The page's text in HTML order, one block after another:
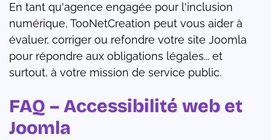
En tant qu'agence engagée pour l'inclusion
numérique, TooNetCreation peut vous aider à
évaluer, corriger ou refondre votre site Joomla
pour répondre aux obligations légales... et
surtout, à votre mission de service public.
FAQ – Accessibilité web et
Joomla